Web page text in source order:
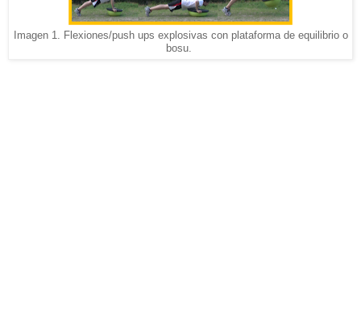
Imagen 1. Flexiones/push ups explosivas con plataforma de equilibrio o
bosu.